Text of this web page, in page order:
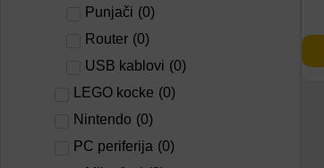
Punjači (0)
Router (0)
USB kablovi (0)
LEGO kocke (0)
Nintendo (0)
PC periferija (0)